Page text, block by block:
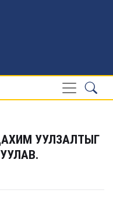
УУЛЗАЛТЫГ